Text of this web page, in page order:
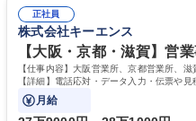
平均100件前後■メール・手紙：同上40件前後 募集職種
相談室】お客様のお声をもとにより
すのでご安心ください。 【当社に
う会社として、お客様との出会い
を込めてコミュニケーションをと
す。 学歴・資格 学歴：大学院 大学 高専 短大 専修学校 高校 語学力： 資
格：
正社員
株式会社キーエンス
【大阪・京都・滋賀】
【仕事内容】大阪営業所、京都営業所、
【詳細】電話応対・データ入力・伝票や
で発生する事務業務や業務改善をお任せ。
月給